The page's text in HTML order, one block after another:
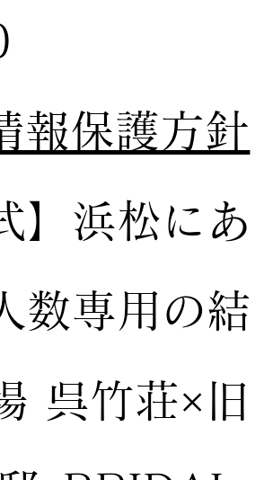
報保護方針
】 浜松にあ
数専用の結
呉竹荘×旧